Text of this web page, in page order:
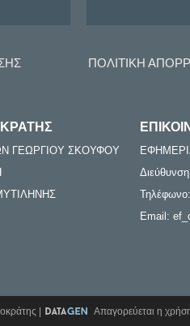
ΠΟΛΙΤΙΚΗ
ΓΕΩΡΓΙΟΥ ΣΚΟΥΦΟΥ
Email:
| Απαγορεύεται η